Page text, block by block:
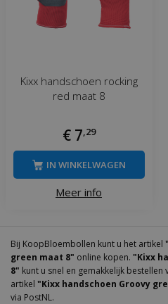
Kixx handschoen rocking
red maat 8
€ 7,29
Meer info
IN WINKELWAGEN
Bij KoopBloembollen kunt u het artikel
green maat 8" online kopen. "Kixx
8" kunt u snel en gemakkelijk
artikel "Kixx handschoen Groovy
via PostNL.